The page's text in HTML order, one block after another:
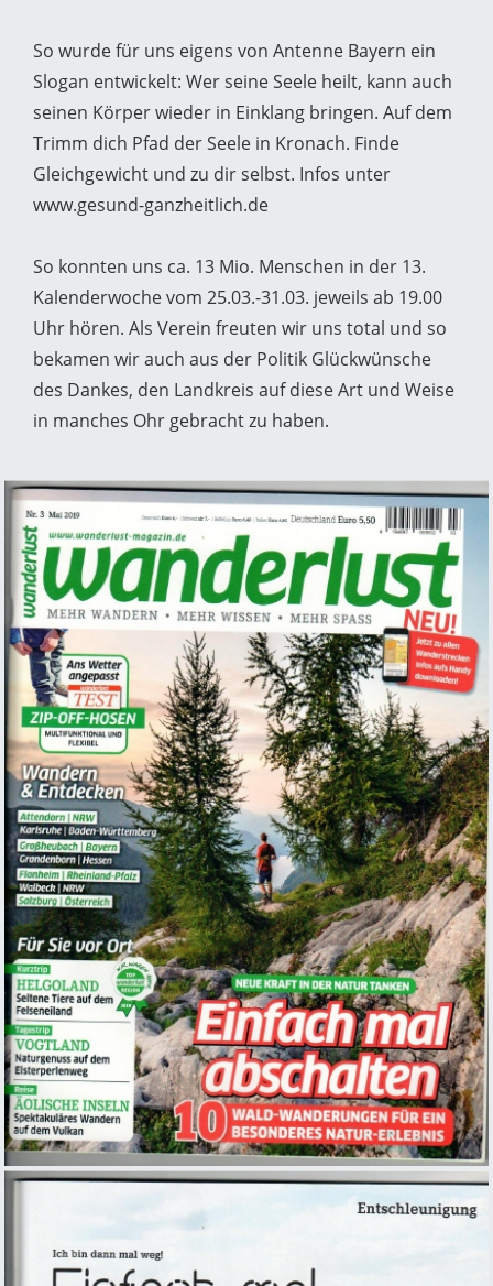
So wurde für uns eigens von Antenne Bayern ein
Slogan entwickelt: Wer seine Seele heilt, kann auch
seinen Körper wieder in Einklang bringen. Auf dem
Trimm dich Pfad der Seele in Kronach. Finde
Gleichgewicht und zu dir selbst. Infos unter
www.gesund-ganzheitlich.de
So konnten uns ca. 13 Mio. Menschen in der 13.
Kalenderwoche vom 25.03.-31.03. jeweils ab 19.00
Uhr hören. Als Verein freuten wir uns total und so
bekamen wir auch aus der Politik Glückwünsche
des Dankes, den Landkreis auf diese Art und Weise
in manches Ohr gebracht zu haben.